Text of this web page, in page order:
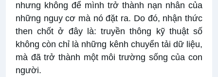
nhưng không để mình trở thành nạn nhân của
những nguy cơ mà nó đặt ra. Do đó, nhận thức
then chốt ở đây là: truyền thông kỹ thuật số
không còn chỉ là những kênh chuyển tải dữ liệu,
mà đã trở thành một môi trường sống của con
người.